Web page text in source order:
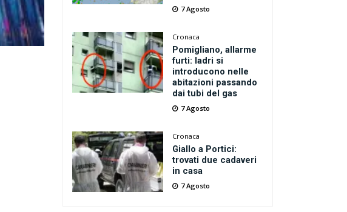
7 Agosto
Cronaca
Pomigliano, allarme
furti: ladri si
introducono nelle
abitazioni passando
dai tubi del gas
7 Agosto
Cronaca
Giallo a Portici:
trovati due cadaveri
in casa
7 Agosto